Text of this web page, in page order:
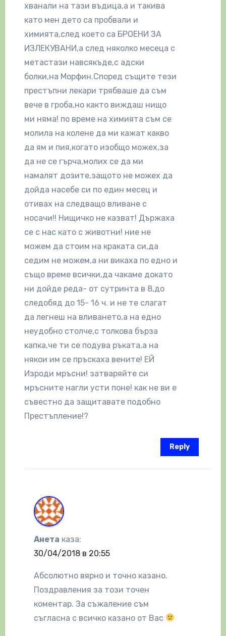
хванали на тази въдица,а и такива
като мен дето са пробвали и
химията,след което са БРОЕНИ ЗА
ИЗЛЕКУВАНИ,а след няколко месеца с
метастази навсякъде,с адски
болки,на Морфин.Според същите тези
престъпни лекари трябваше да съм
вече в гроба,но както виждаш нищо
ми няма! по време на химията съм се
молила на колене да ми кажат какво
да ям и пия,когато изобщо можех,за
да не се гърча,молих се да ми
намалят дозите,защото не можех да
дойда насебе си по един месец и
отивах на следващо вливане с
носачи!! Нищичко не казват! Държаха
се с нас като с животни! ние не
можем да стоим на краката си,да
седим не можем,а ни викаха по едно и
също време всички,да чакаме докато
ни дойде реда- от сутринта в 8,до
следобяд до 15- 16 ч. и не те слагат
да легнеш на вливането,а на едно
неудобно столче,с толкова бърза
капка,че ти се подува ръката,а на
някои им се пръскаха вените! ЕЙ
Изроди мръсни! затваряйте си
мръсните нагли усти поне! как не ви е
съвестно да защитавате подобно
Престъпление!?
Reply
Анета каза:
30/04/2018 в 20:55
Абсолютно вярно и точно казано.
Поздравления за този точен
коментар. За съжаление съм
съгласна с всичко казано от Вас